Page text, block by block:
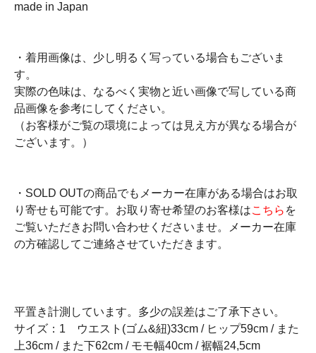
made in Japan
・着用画像は、少し明るく写っている場合もございま
す。
実際の色味は、なるべく実物と近い画像で写している商
品画像を参考にしてください。
（お客様がご覧の環境によっては見え方が異なる場合が
ございます。）
・SOLD OUTの商品でもメーカー在庫がある場合はお取
り寄せも可能です。お取り寄せ希望のお客様はこちら を
ご覧いただきお問い合わせくださいませ。メーカー在庫
の方確認してご連絡させていただきます。
平置き計測しています。多少の誤差はご了承下さい。
サイズ：1 ウエスト(ゴム&紐)33cm / ヒップ59cm / また
上36cm / また下62cm / モモ幅40cm / 裾幅24,5cm